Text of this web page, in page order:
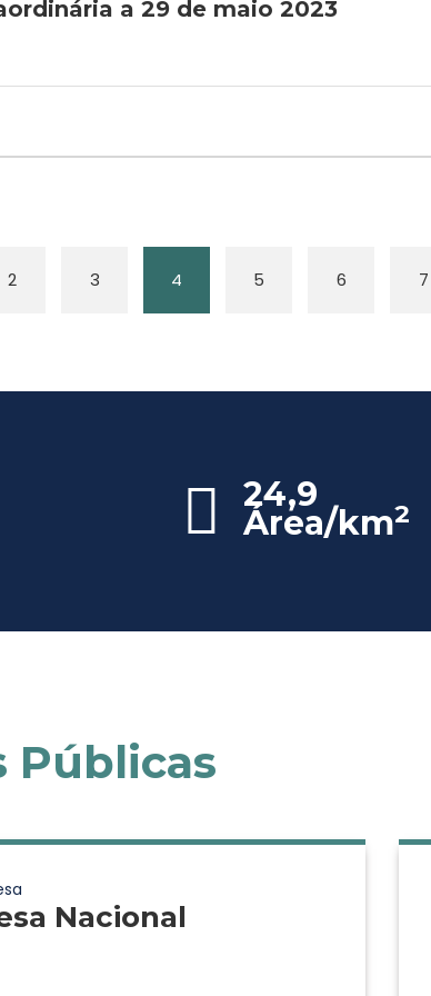
a 29 de maio 2023
2 3 4 5 6 7
24,9
Área/km2
Públicas
Nacional